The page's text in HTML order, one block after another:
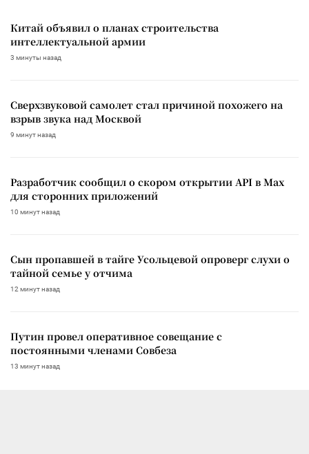
Китай объявил о планах строительства
интеллектуальной армии
3 минуты назад
Сверхзвуковой самолет стал причиной похожего на
взрыв звука над Москвой
9 минут назад
Разработчик сообщил о скором открытии API в Max
для сторонних приложений
10 минут назад
Сын пропавшей в тайге Усольцевой опроверг слухи о
тайной семье у отчима
12 минут назад
Путин провел оперативное совещание с
постоянными членами Совбеза
13 минут назад